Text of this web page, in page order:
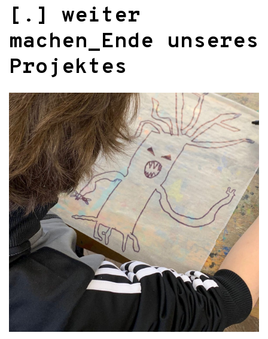
[.] weiter
machen_Ende unseres
Projektes